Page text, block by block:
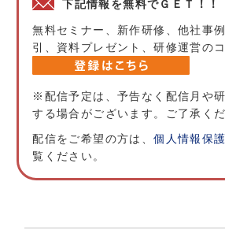
下記情報を無料でＧＥＴ！！
無料セミナー、新作研修、他社事
引、資料プレゼント、研修運営の
※配信予定は、予告なく配信月や
する場合がございます。ご了承くだ
配信をご希望の方は、個人情報保
覧ください。